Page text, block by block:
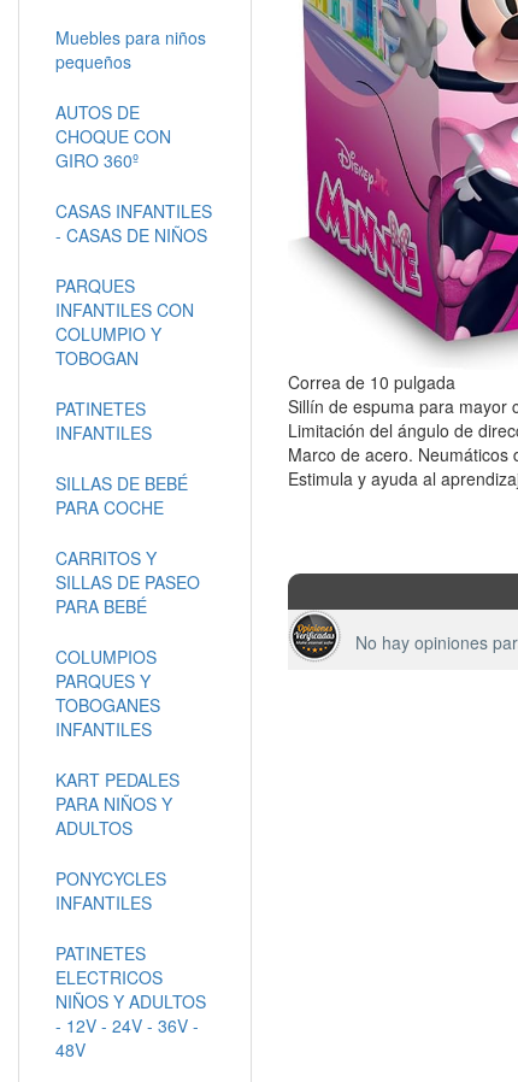
Correa de 10 pulgada
Sillín de espuma para mayor
Limitación del ángulo de
Marco de acero. Neumáticos
Estimula y ayuda al
No hay opiniones
Muebles para niños
pequeños
AUTOS DE
CHOQUE CON
GIRO 360º
CASAS INFANTILES
- CASAS DE NIÑOS
PARQUES
INFANTILES CON
COLUMPIO Y
TOBOGAN
PATINETES
INFANTILES
SILLAS DE BEBÉ
PARA COCHE
CARRITOS Y
SILLAS DE PASEO
PARA BEBÉ
COLUMPIOS
PARQUES Y
TOBOGANES
INFANTILES
KART PEDALES
PARA NIÑOS Y
ADULTOS
PONYCYCLES
INFANTILES
PATINETES
ELECTRICOS
NIÑOS Y ADULTOS
- 12V - 24V - 36V -
48V